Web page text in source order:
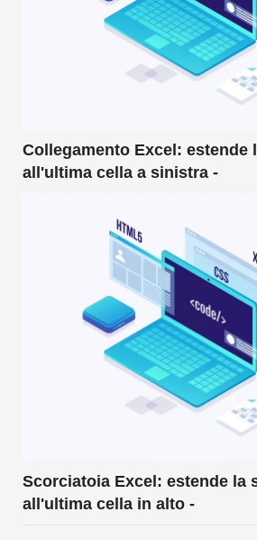
Collegamento Excel: estende
all'ultima cella a sinistra -
Scorciatoia Excel: estende la
all'ultima cella in alto -